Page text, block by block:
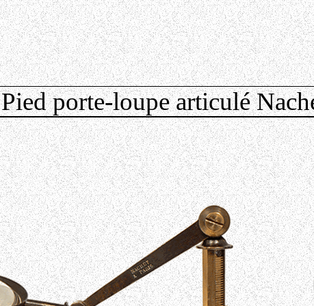
Pied porte-loupe articulé